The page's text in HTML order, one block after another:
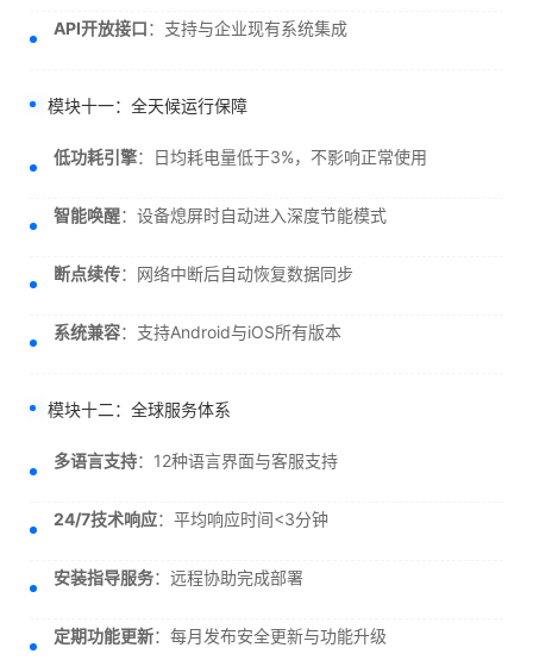
API开放接口：支持与企业现有系统集成
模块十一：全天候运行保障
低功耗引擎：日均耗电量低于3%，不影响正常使用
智能唤醒：设备熄屏时自动进入深度节能模式
断点续传：网络中断后自动恢复数据同步
系统兼容：支持Android与iOS所有版本
模块十二：全球服务体系
多语言支持：12种语言界面与客服支持
24/7技术响应：平均响应时间<3分钟
安装指导服务：远程协助完成部署
定期功能更新：每月发布安全更新与功能升级